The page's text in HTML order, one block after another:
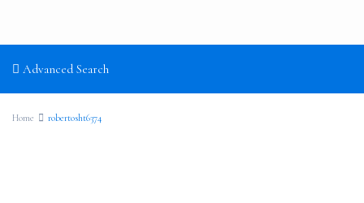
Advanced Search
Home robertosht6374